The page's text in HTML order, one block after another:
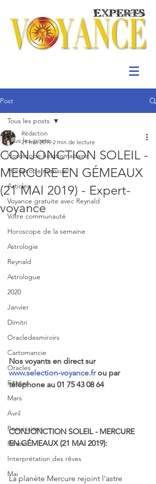
Post
Tous les posts
Horoscope hebdomadaire
Horoscope mensuel
Articles
Voyance gratuite avec Reynald
Votre communauté
Horoscope de la semaine
Astrologie
Reynald
Astrologue
2020
Janvier
Dimitri
Oracledesmiroirs
Cartomancie
Oracles
Février
Mars
Avril
Possessions
Rêves
Interprétation des rêves
Mai
Tous les posts
CONJONCTION SOLEIL -
MERCURE EN GÉMEAUX
(21 MAI 2019) - Expert-
voyance
Rédaction
21 mai 2019 2 min de lecture
Nos voyants en direct sur
www.selection-voyance.fr ou par
téléphone au 01 75 43 08 64
CONJONCTION SOLEIL - MERCURE
EN GÉMEAUX (21 MAI 2019):
La planète Mercure rejoint l'astre